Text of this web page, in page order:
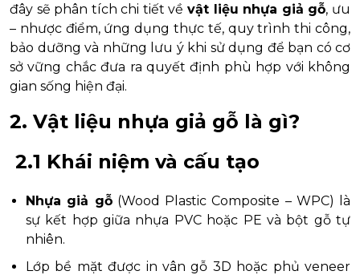
đây sẽ phân tích chi tiết vềvật liệu nhựa giả gỗ, ưu
– nhược điểm, ứng dụng thực tế, quy trình thi công,
bảo dưỡng và những lưu ý khi sử dụng để bạn có cơ
sở vững chắc đưa ra quyết định phù hợp với không
gian sống hiện đại.
2. Vật liệu nhựa giả gỗ là gì?
2.1 Khái niệm và cấu tạo
Nhựa giả gỗ(Wood Plastic Composite – WPC) là
sự kết hợp giữa nhựa PVC hoặc PE và bột gỗ tự
nhiên.
Lớp bề mặt được in vân gỗ 3D hoặc phủ veneer